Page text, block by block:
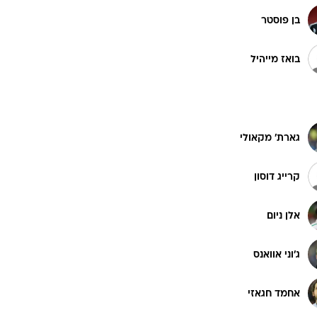
בן פוסטר
בואז מייהיל
גארת' מקאולי
קרייג דוסון
אלן ניום
ג'וני אוואנס
אחמד חגאזי